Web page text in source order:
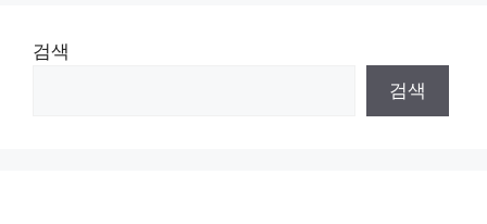
검색
검색